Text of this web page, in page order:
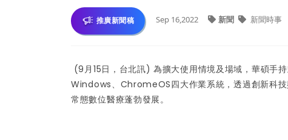
推廣新聞稿 Sep 16,2022 新聞 新聞時事
(9月15日，台北訊) 為擴大使用情境及場域，華碩手
Windows、ChromeOS四大作業系統，透過創新科技
常態數位醫療蓬勃發展。